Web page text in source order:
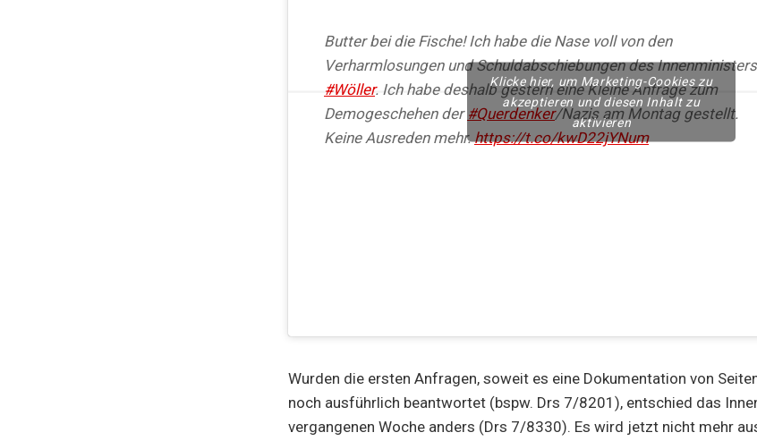
Butter bei die Fische! Ich habe die Nase voll von den
Verharmlosungen und Schuldabschiebungen des Innenministers
#Wöller. Ich habe deshalb gestern eine Kleine Anfrage zum
Demogeschehen der #Querdenker/Nazis am Montag gestellt.
Keine Ausreden mehr.https://t.co/kwD22jYNum
Klicke hier, um Marketing-Cookies zu
akzeptieren und diesen Inhalt zu
aktivieren
Wurden die ersten Anfragen, soweit es eine Dokumentation von
noch ausführlich beantwortet (bspw. Drs 7/8201), entschied das
vergangenen Woche anders (Drs 7/8330). Es wird jetzt nicht mehr